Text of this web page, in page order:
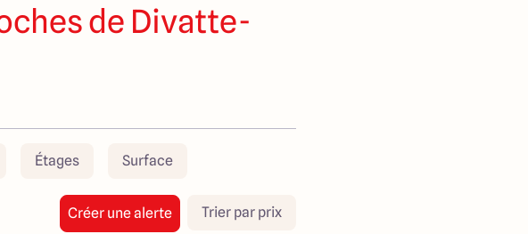
de Divatte-
Étages Surface
Créer une alerte Trier par prix